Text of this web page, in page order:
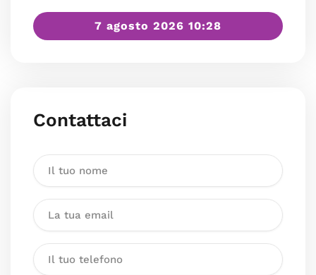
7 agosto 2026 10:28
Contattaci